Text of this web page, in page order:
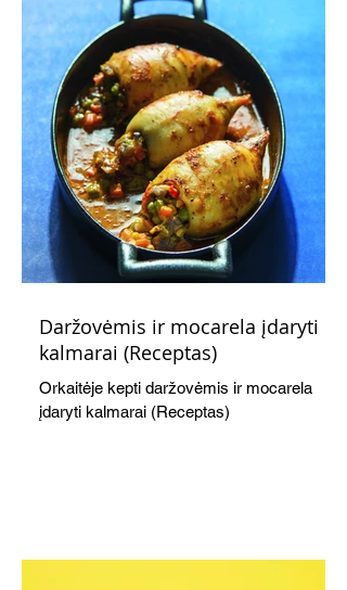
Daržovėmis ir mocarela įdaryti
kalmarai (Receptas)
Orkaitėje kepti daržovėmis ir mocarela
įdaryti kalmarai (Receptas)